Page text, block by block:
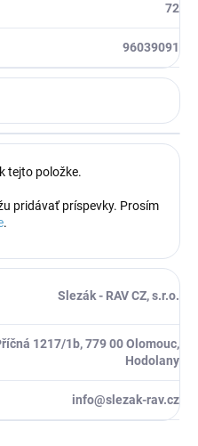
72
96039091
tejto položke.
pridávať príspevky. Prosím
.
Slezák - RAV CZ, s.r.o.
1217/1b, 779 00 Olomouc,
Hodolany
info@slezak-rav.cz